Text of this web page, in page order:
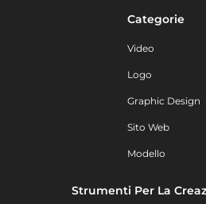
Categorie
Video
Logo
Graphic Design
Sito Web
Modello
Strumenti Per La